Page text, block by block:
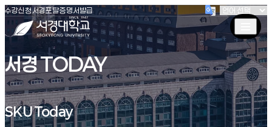
서경대학교
수강신청(새창 열림)
서경포탈(새창 열림)
증명서발급(새창 열림)
서경 TODAY
SKU Today
SKU Today